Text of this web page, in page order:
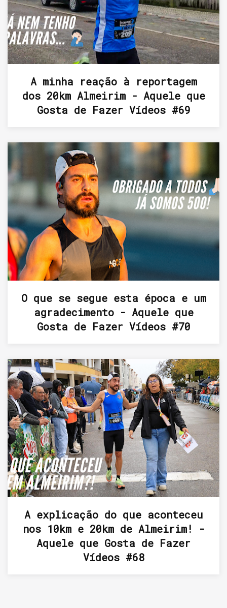
A minha reação à reportagem
dos 20km Almeirim - Aquele que
Gosta de Fazer Vídeos #69
O que se segue esta época e um
agradecimento - Aquele que
Gosta de Fazer Vídeos #70
A explicação do que aconteceu
nos 10km e 20km de Almeirim! -
Aquele que Gosta de Fazer
Vídeos #68